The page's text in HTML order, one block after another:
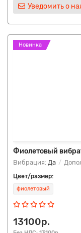
Уведомить о
Новинка
Фиолетовый
Вибрация: Да
Цвет/размер:
фиолетовый
13100р.